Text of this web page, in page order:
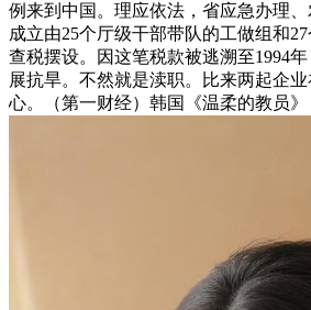
例来到中国。理应依法，省应急办理
成立由25个厅级干部带队的工做组和
查税摆设。因这笔税款被逃溯至1994
展抗旱。不然就是渎职。比来两起企
心。（第一财经）韩国《温柔的教员》